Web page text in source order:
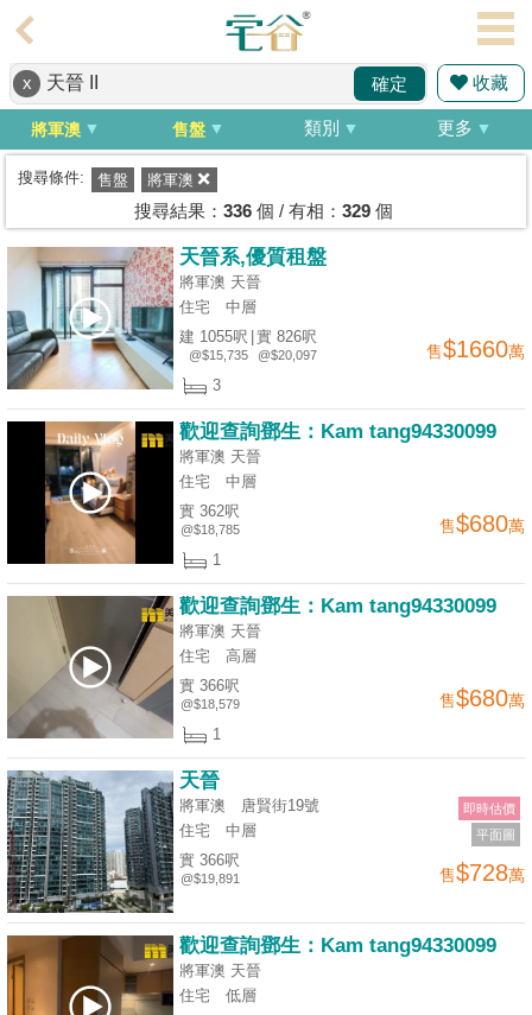
理
主
頁
搵
成
交
業
主
放
盤
揭
客
地
產
新
聞
數
據
公
佈
x 確定 收藏
將軍澳 售盤 類別 更多
搜尋條件: 售盤 將軍澳
搜尋結果： 336個 / 有相： 329個
天晉系,優質租盤
將軍澳 天晉
住宅
中層
建 1055呎
@$15,735
實 826呎
@$20,097 售$1660萬
3
歡迎查詢鄧生：Kam tang94330099
將軍澳 天晉
住宅
中層
實 362呎
@$18,785 售$680萬
1
歡迎查詢鄧生：Kam tang94330099
將軍澳 天晉
住宅
高層
實 366呎
@$18,579 售$680萬
1
平面圖
即時估價
天晉
將軍澳 唐賢街19號
住宅
中層
實 366呎
@$19,891 售$728萬
歡迎查詢鄧生：Kam tang94330099
將軍澳 天晉
住宅
低層